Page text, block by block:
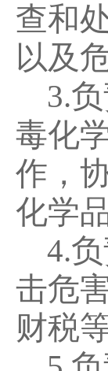
查和
以及
3.
毒化
作，
化学品
4.
击危
财税